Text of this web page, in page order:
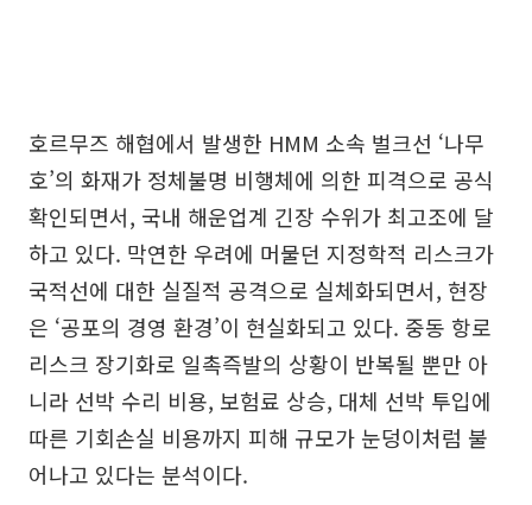
호르무즈 해협에서 발생한 HMM 소속 벌크선 ‘나무
호’의 화재가 정체불명 비행체에 의한 피격으로 공식
확인되면서, 국내 해운업계 긴장 수위가 최고조에 달
하고 있다. 막연한 우려에 머물던 지정학적 리스크가
국적선에 대한 실질적 공격으로 실체화되면서, 현장
은 ‘공포의 경영 환경’이 현실화되고 있다. 중동 항로
리스크 장기화로 일촉즉발의 상황이 반복될 뿐만 아
니라 선박 수리 비용, 보험료 상승, 대체 선박 투입에
따른 기회손실 비용까지 피해 규모가 눈덩이처럼 불
어나고 있다는 분석이다.